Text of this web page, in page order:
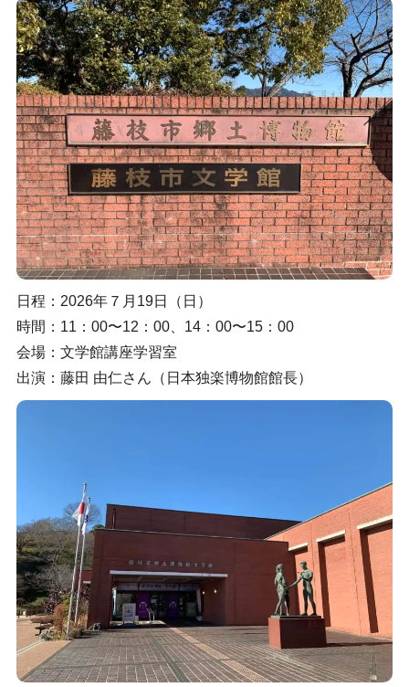
日程：2026年７月19日（日）
時間：11：00〜12：00、14：00〜15：00
会場：文学館講座学習室
出演：藤田 由仁さん（日本独楽博物館館長）